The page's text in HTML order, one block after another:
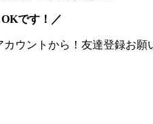
です！／
カウントから！友達登録お願